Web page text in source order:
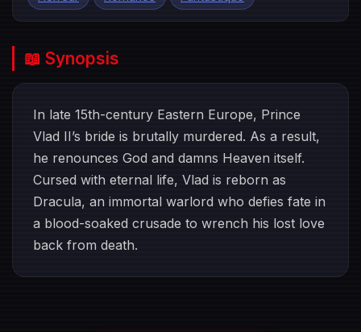
📖 Synopsis
In late 15th-century Eastern Europe, Prince
Vlad II’s bride is brutally murdered. As a result,
he renounces God and damns Heaven itself.
Cursed with eternal life, Vlad is reborn as
Dracula, an immortal warlord who defies fate in
a blood-soaked crusade to wrench his lost love
back from death.